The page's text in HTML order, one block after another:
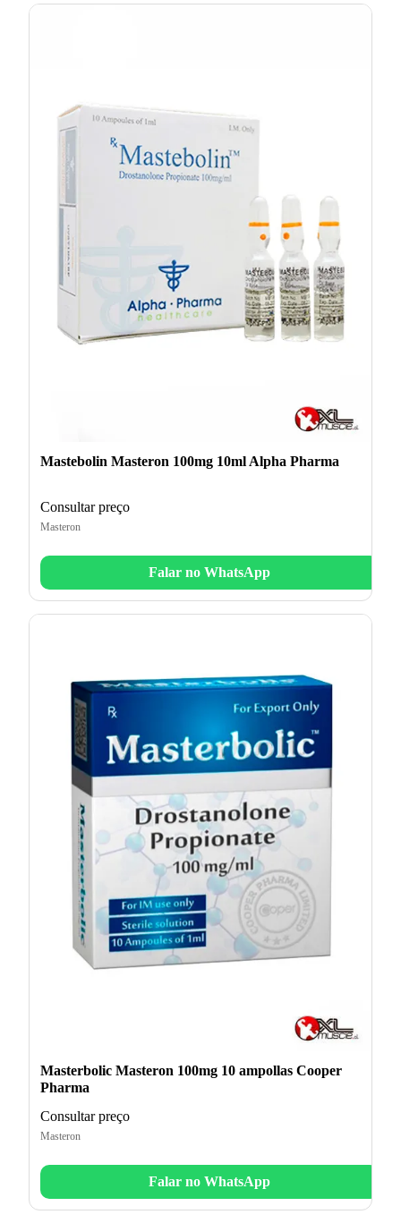
Mastebolin Masteron 100mg 10ml Alpha Pharma
Consultar preço
Masteron
Falar no WhatsApp
Masterbolic Masteron 100mg 10 ampollas Cooper
Pharma
Consultar preço
Masteron
Falar no WhatsApp